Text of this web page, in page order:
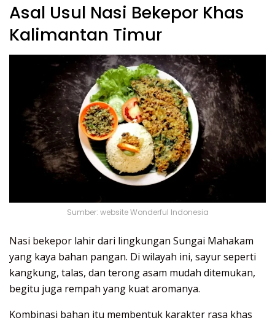
Asal Usul Nasi Bekepor Khas
Kalimantan Timur
Sumber: website Wonderful Indonesia
Nasi bekepor lahir dari lingkungan Sungai Mahakam
yang kaya bahan pangan. Di wilayah ini, sayur seperti
kangkung, talas, dan terong asam mudah ditemukan,
begitu juga rempah yang kuat aromanya.
Kombinasi bahan itu membentuk karakter rasa khas